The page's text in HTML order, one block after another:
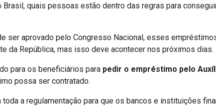
quais pessoas estão dentro das regras para
ser aprovado pelo Congresso Nacional, esses
da República, mas isso deve acontecer nos próximos dias.
para os beneficiários para pedir o empréstimo pelo
possa ser contratado.
a regulamentação para que os bancos e instituições